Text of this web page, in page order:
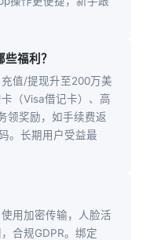
福利？
值/提现升至200万美
（Visa借记卡）、高
领奖励，如手续费返
。长期用户受益最
用加密传输，人脸活
合规GDPR。绑定